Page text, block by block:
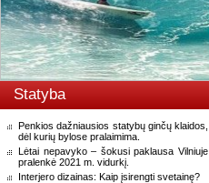
Statyba
Penkios dažniausios statybų ginčų klaidos,
dėl kurių bylose pralaimima.
Lėtai nepavyko – šokusi paklausa Vilniuje
pralenkė 2021 m. vidurkį.
Interjero dizainas: Kaip įsirengti svetainę?